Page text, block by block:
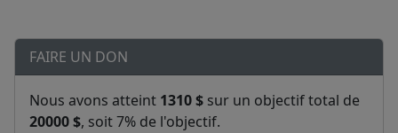
FAIRE UN DON
Nous avons atteint 1310 $ sur un objectif total de
20000 $, soit 7% de l'objectif.